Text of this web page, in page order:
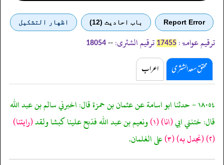
Report Error باب احادیث (12) اظهار التشكيل
ترقیم عوامۃ: 17455 ترقیم الشثری: --
18054
محقق سعد الشثری اعراب
١٨٠٥٤ - حدثنا ابو اسامة عن عثمان بن حمزة قال: اخبرني سالم بن عبد الله
قال: ختنني ابي(انا)(١) ونعيم بن عبد الله فذبح علينا كبشا ولقد(رايتنا)
(٢) (نجدل به)(٣) على الغلمان.